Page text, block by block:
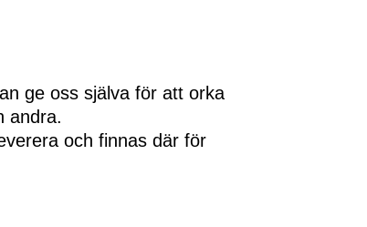
ge oss själva för att orka
andra.
och finnas där för